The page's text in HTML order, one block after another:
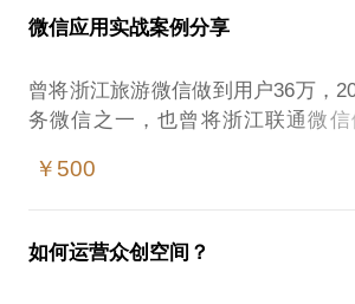
微信应用实战案例分享
曾将浙江旅游微信做到用户36万，
务微信之一，也曾将浙江联通微
营案例，不讲大道理，就说小案例
巧——
浙江旅游：用产品思维做一个36万的
￥500
如何运营众创空间？